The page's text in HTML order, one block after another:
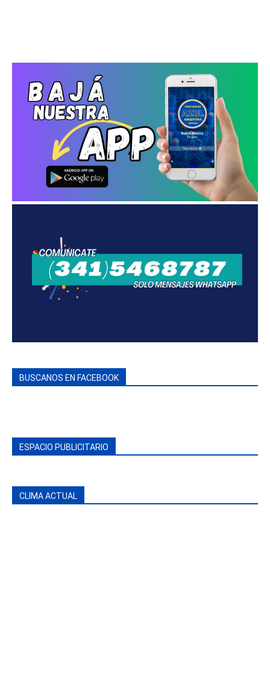
BUSCANOS EN FACEBOOK
ESPACIO PUBLICITARIO
CLIMA ACTUAL